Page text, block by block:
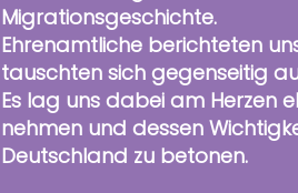
Migrationsgeschichte.
Ehrenamtliche berichteten
tauschten sich gegenseitig
Es lag uns dabei am Herzen
nehmen und dessen
Deutschland zu betonen.